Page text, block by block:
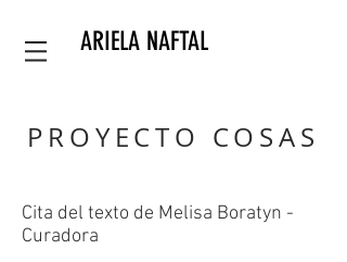
ARIELA NAFTAL
PROYECTO COSAS
Cita del texto de Melisa Boratyn -
Curadora